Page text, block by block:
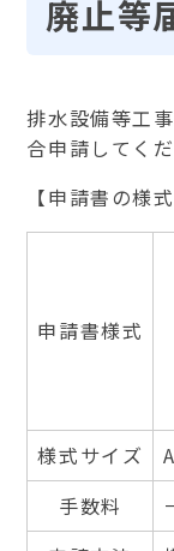
廃止等
排水設備等工
合申請してくだ
【申請書の様式
申請書様式
様式サイズ
手数料